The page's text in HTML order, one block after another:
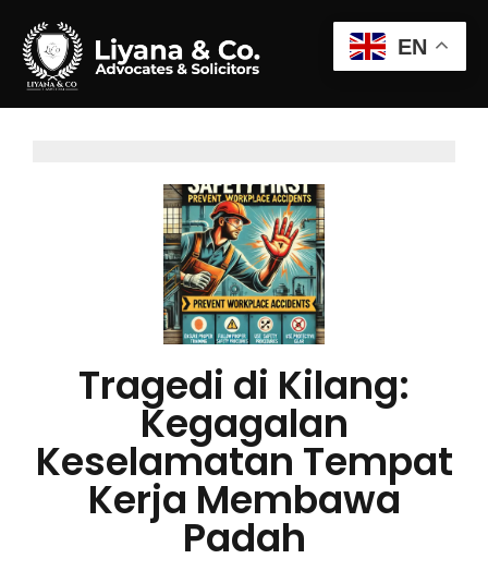
Tragedi di Kilang:
Kegagalan
Keselamatan Tempat
Kerja Membawa
Padah
EN